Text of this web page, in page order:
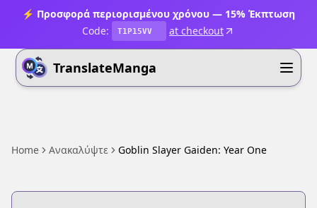
⚡ Προσφορά περιορισμένου χρόνου — 15% Έκπτωση
Code:
T1P15VV at checkout
TranslateManga
Home Ανακαλύψτε Goblin Slayer Gaiden: Year One